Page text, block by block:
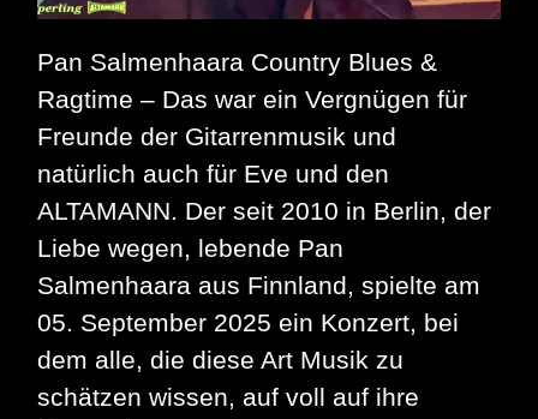
Pan Salmenhaara Country Blues &
Ragtime – Das war ein Vergnügen für
Freunde der Gitarrenmusik und
natürlich auch für Eve und den
ALTAMANN. Der seit 2010 in Berlin, der
Liebe wegen, lebende Pan
Salmenhaara aus Finnland, spielte am
05. September 2025 ein Konzert, bei
dem alle, die diese Art Musik zu
schätzen wissen, auf voll auf ihre